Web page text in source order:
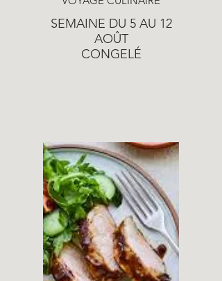
SEMAINE DU 5 AU 12
AOÛT
CONGELÉ